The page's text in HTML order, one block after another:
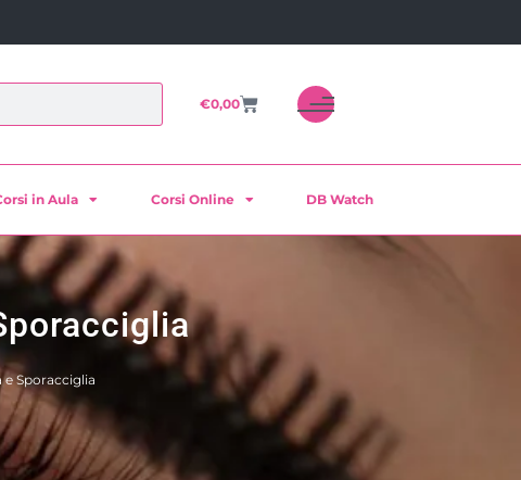
€0,00
in Aula Corsi Online DB Watch
Sporacciglia